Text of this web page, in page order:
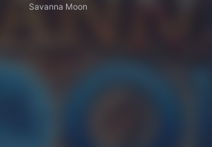
Savanna Moon